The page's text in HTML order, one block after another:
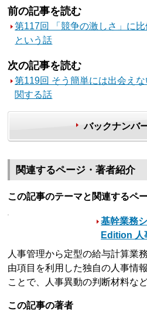
前の記事を読む
第117回 「競争の激しさ」に比
という話
次の記事を読む
第119回 そう簡単には出会え
関する話
バックナンバ
関連するページ・著者紹介
この記事のテーマと関連するペ
基幹業務
Edition 人
人事管理から定型の給与計算業
由項目を利用した独自の人事情
ことで、人事異動の判断材料な
この記事の著者